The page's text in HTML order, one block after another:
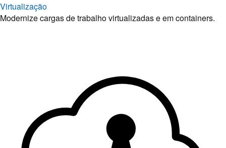
Virtualização
Modernize cargas de trabalho virtualizadas e em containers.